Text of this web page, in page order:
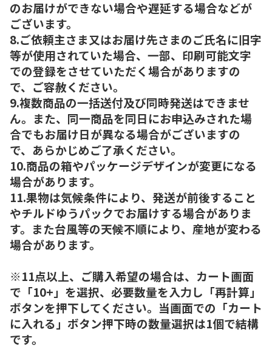
のお届けができない場合や遅延する場合などが
ございます。
8.ご依頼主さま又はお届け先さまのご氏名に旧字
等が使用されていた場合、一部、印刷可能文字
での登録をさせていただく場合がありますの
で、ご容赦ください。
9.複数商品の一括送付及び同時発送はできませ
ん。また、同一商品を同日にお申込みされた場
合でもお届け日が異なる場合がございますの
で、あらかじめご了承ください。
10.商品の箱やパッケージデザインが変更になる
場合があります。
11.果物は気候条件により、発送が前後すること
やチルドゆうパックでお届けする場合がありま
す。また台風等の天候不順により、産地が変わる
場合があります。
※11点以上、ご購入希望の場合は、カート画面
で「10+」を選択、必要数量を入力し「再計算」
ボタンを押下してください。当画面での「カート
に入れる」ボタン押下時の数量選択は1個で結構
です。